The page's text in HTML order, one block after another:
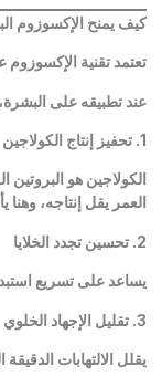
كيف يمنح الإكسوزوم
تعتمد تقنية الإكسوزوم
عند تطبيقه على
1. تحفيز إنتاج الكولاجين
الكولاجين هو
العمر يقل إنتاجه،
2. تحسين تجدد الخلايا
يساعد على تسريع
3. تقليل الإجهاد الخلوي
يقلل الالتهابات